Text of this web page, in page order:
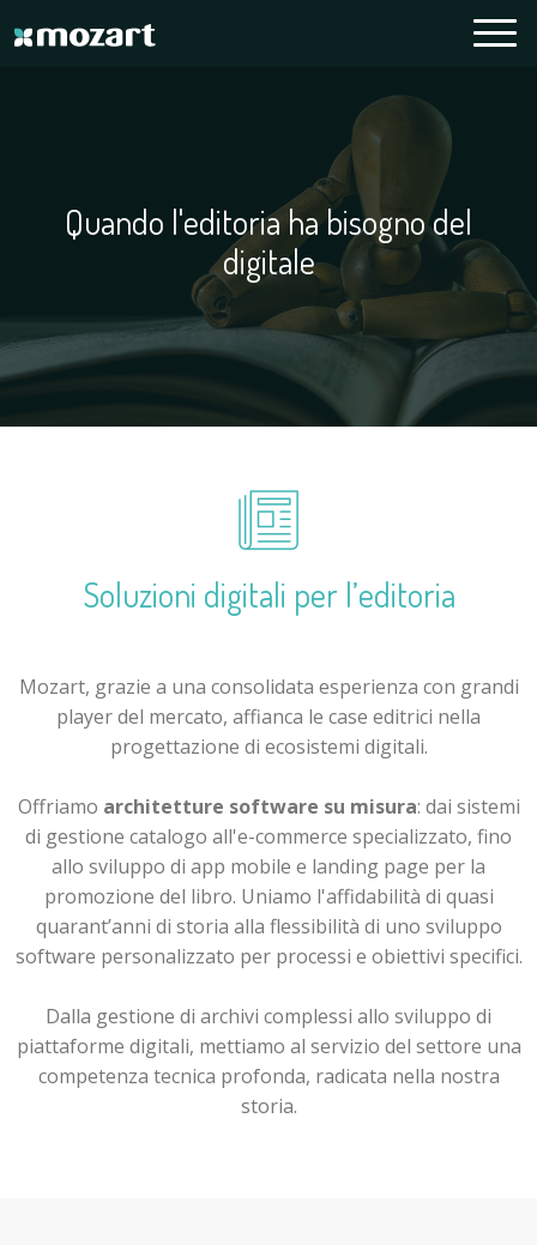
Quando l'editoria ha bisogno del
digitale
Soluzioni digitali per l’editoria
Mozart, grazie a una consolidata esperienza con grandi
player del mercato, affianca le case editrici nella
progettazione di ecosistemi digitali.
Offriamo architetture software su misura: dai sistemi
di gestione catalogo all'e-commerce specializzato, fino
allo sviluppo di app mobile e landing page per la
promozione del libro. Uniamo l'affidabilità di quasi
quarant’anni di storia alla flessibilità di uno sviluppo
software personalizzato per processi e obiettivi specifici.
Dalla gestione di archivi complessi allo sviluppo di
piattaforme digitali, mettiamo al servizio del settore una
competenza tecnica profonda, radicata nella nostra
storia.